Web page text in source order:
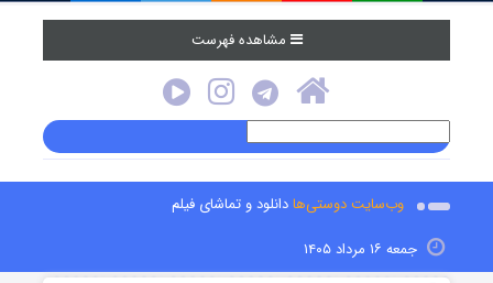
مشاهده فهرست
وب‌سایت دوستی‌هادانلود و تماشای فیلم
جمعه ۱۶ مرداد ۱۴۰۵